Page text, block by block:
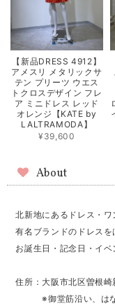
【新品DRESS 4912】
アメスリ メタリックサ
テン プリーツ ウエス
トクロスデザイン フレ
ア ミニドレス レッド
オレンジ【KATE by
LALTRAMODA】
¥39,600
About
北新地にあるドレス・ワ
有名ブランドのドレスを
お誕生日・記念日・イベ
住所：大阪市北区曽根
※御堂筋沿い、はなま